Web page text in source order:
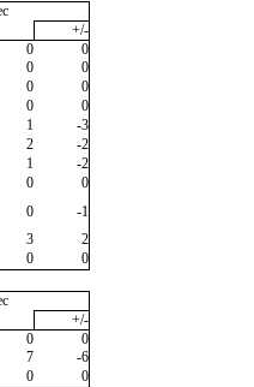
+/-
0
0
0
0
0
0
0
0
1
-3
2
-2
1
-2
0
0
0
-1
3
2
0
0
+/-
0
0
7
-6
0
0